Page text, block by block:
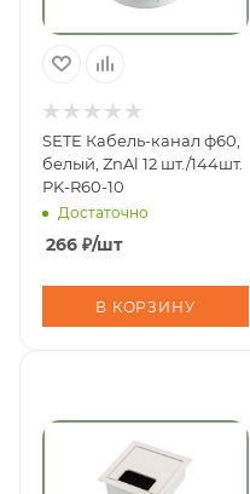
SETE Кабель-канал ф60,
белый, ZnAl 12 шт./144шт.
PK-R60-10
Достаточно
266 ₽/шт
В КОРЗИНУ